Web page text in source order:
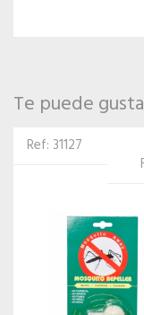
Te puede
Ref: 85588